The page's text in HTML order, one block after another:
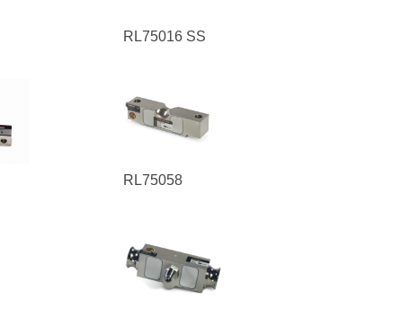
RL75016 SS
RL75058